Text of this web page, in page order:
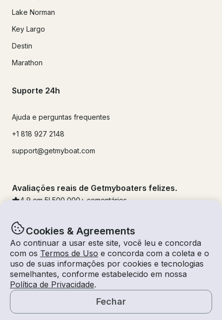
Cookies & Agreements
Ao continuar a usar este site, você leu e concorda
com os Termos de Uso e concorda com a coleta e o
uso de suas informações por cookies e tecnologias
semelhantes, conforme estabelecido em nossa
Política de Privacidade.
Fechar
Lake Norman
Key Largo
Destin
Marathon
Suporte 24h
Ajuda e perguntas frequentes
+1 818 927 2148
support@getmyboat.com
Avaliações reais de Getmyboaters felizes.
4.9 em 5! 500,000 + comentários
© Getmyboat 2026TermosPrivacidade